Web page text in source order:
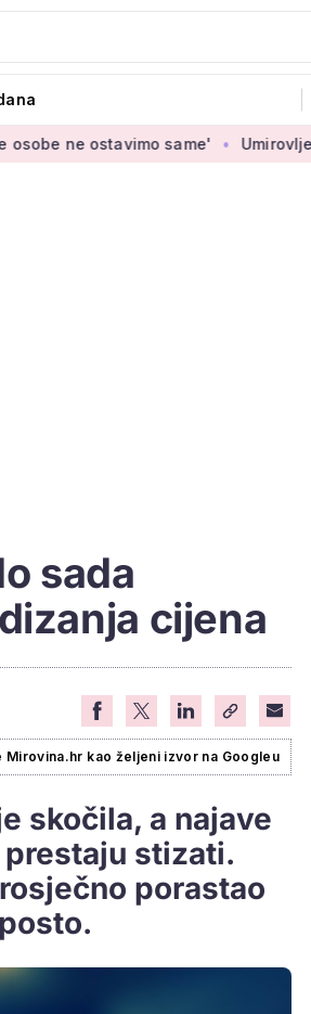
same' Umirovljenica Jasmina
sada
cijena
Mirovina.hr kao željeni izvor na Googleu
skočila, a najave
stizati.
porastao